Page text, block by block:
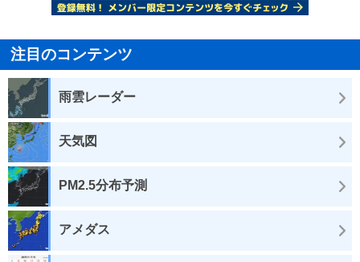
注目のコンテンツ
雨雲レーダー
天気図
PM2.5分布予測
アメダス